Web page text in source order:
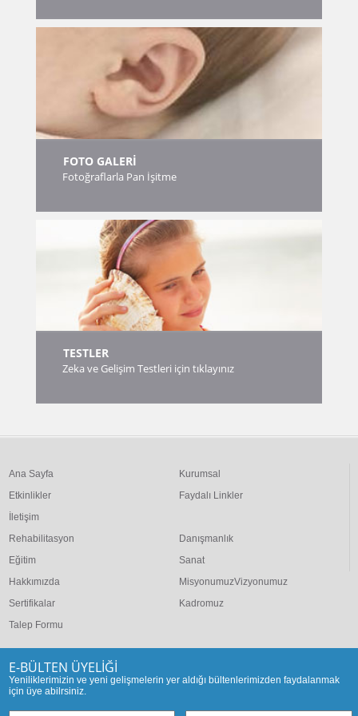
FOTO GALERİ
Fotoğraflarla Pan İşitme
TESTLER
Zeka ve Gelişim Testleri için tıklayınız
Ana Sayfa
Kurumsal
Etkinlikler
Faydalı Linkler
İletişim
Rehabilitasyon
Danışmanlık
Eğitim
Sanat
Hakkımızda
MisyonumuzVizyonumuz
Sertifikalar
Kadromuz
Talep Formu
E-BÜLTEN ÜYELİĞİ
Yeniliklerimizin ve yeni gelişmelerin yer aldığı bültenlerimizden faydalanmak
için üye abilrsiniz.